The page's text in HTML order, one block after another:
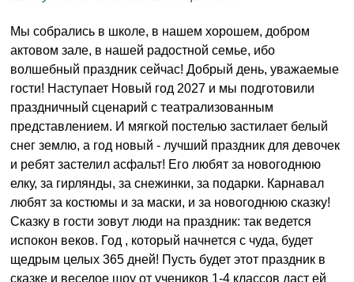
Мы собрались в школе, в нашем хорошем, добром
актовом зале, в нашей радостной семье, ибо
волшебный праздник сейчас! Добрый день, уважаемые
гости! Наступает Новый год 2027 и мы подготовили
праздничный сценарий с театрализованным
представлением. И мягкой постелью застилает белый
снег землю, а год новый - лучший праздник для девочек
и ребят застелил асфальт! Его любят за новогоднюю
елку, за гирлянды, за снежинки, за подарки. Карнавал
любят за костюмы и за маски, и за новогоднюю сказку!
Сказку в гости зовут люди на праздник: так ведется
испокон веков. Год , который начнется с чуда, будет
щедрым целых 365 дней! Пусть будет этот праздник в
сказке и веселое шоу от учеников 1-4 классов даст ей